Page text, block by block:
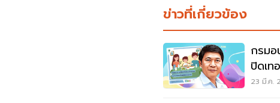
ข่าวที่เกี่ยวข้อง
กรมอ
ปิดเท
23 มี.ค.